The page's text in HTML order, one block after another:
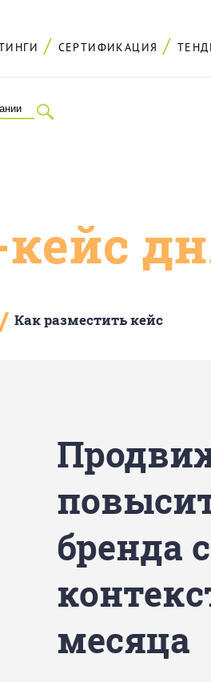
СЕРТИФИКАЦИЯ
Как разместить кейс
бренда
месяца